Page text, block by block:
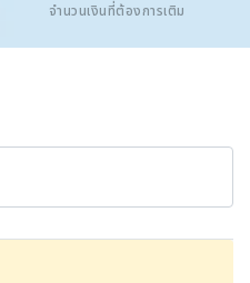
จำนวนเงินที่ต้องการเติม